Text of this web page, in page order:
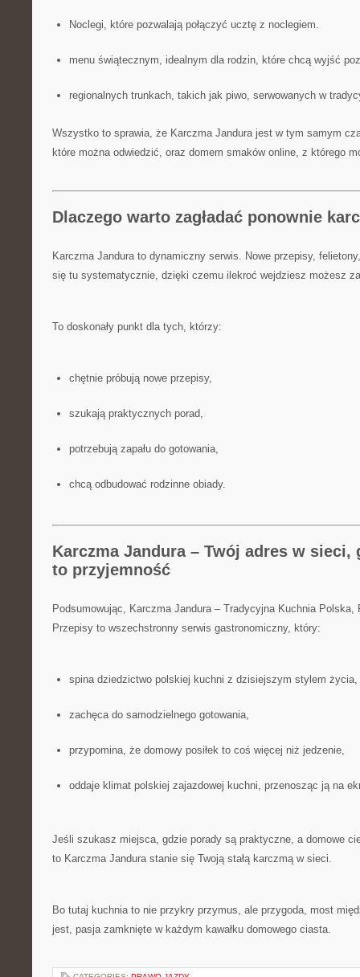
Noclegi, które pozwalają połączyć ucztę z noclegiem.
menu świątecznym, idealnym dla rodzin, które chcą wyjść
regionalnych trunkach, takich jak piwo, serwowanych w
Wszystko to sprawia, że Karczma Jandura jest w tym samym
które można odwiedzić, oraz domem smaków online, z którego
Dlaczego warto zagładać ponownie
Karczma Jandura to dynamiczny serwis. Nowe przepisy,
się tu systematycznie, dzięki czemu ilekroć wejdziesz możesz
To doskonały punkt dla tych, którzy:
chętnie próbują nowe przepisy,
szukają praktycznych porad,
potrzebują zapału do gotowania,
chcą odbudować rodzinne obiady.
Karczma Jandura – Twój adres w sieci,
to przyjemność
Podsumowując, Karczma Jandura – Tradycyjna Kuchnia Polska,
Przepisy to wszechstronny serwis gastronomiczny, który:
spina dziedzictwo polskiej kuchni z dzisiejszym stylem życia,
zachęca do samodzielnego gotowania,
przypomina, że domowy posiłek to coś więcej niż jedzenie,
oddaje klimat polskiej zajazdowej kuchni, przenosząc ją na
Jeśli szukasz miejsca, gdzie porady są praktyczne, a domowe
to Karczma Jandura stanie się Twoją stałą karczmą w sieci.
Bo tutaj kuchnia to nie przykry przymus, ale przygoda, most
jest, pasja zamknięte w każdym kawałku domowego ciasta.